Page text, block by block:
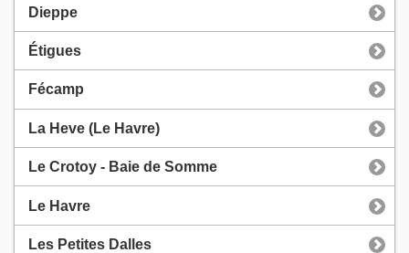
Dieppe
Étigues
Fécamp
La Heve (Le Havre)
Le Crotoy - Baie de Somme
Le Havre
Les Petites Dalles